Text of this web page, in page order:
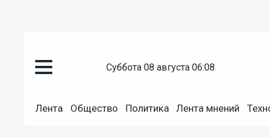
суббота 08 августа 06:08
Лента Общество Политика Лента мнений
Сборная Уругвая прибыла из